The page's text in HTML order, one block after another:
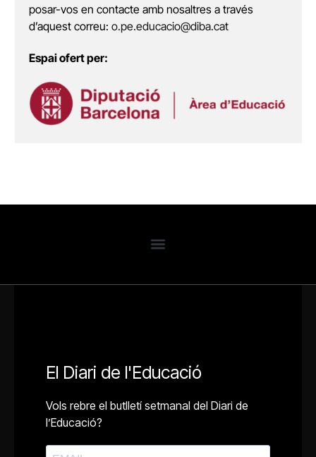
posar-vos en contacte amb nosaltres a través
d’aquest correu: o.pe.educacio@diba.cat
Espai ofert per: